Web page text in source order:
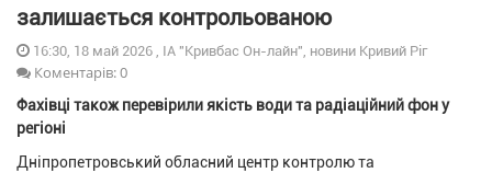
залишається контрольованою
16:30, 18 май 2026 , ІА "Кривбас Он-лайн", новини Кривий Ріг
Коментарів: 0
Фахівці також перевірили якість води та радіаційний фон у
регіоні
Дніпропетровський обласний центр контролю та